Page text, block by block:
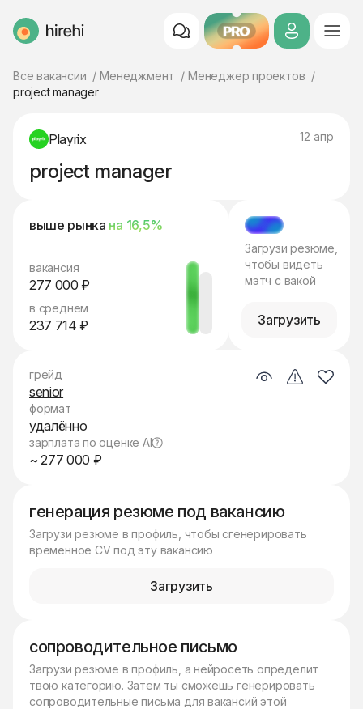
HireHi PRO
Все вакансии Менеджмент
Менеджер проектов
project manager
Playrix 12 апр
project manager
выше рынка на 16,5%
вакансия
277 000 ₽
в среднем
237 714 ₽
МЭТЧ
Загрузи резюме,
чтобы видеть
мэтч с вакой
Загрузить
генерация резюме под вакансию
Загрузи резюме в профиль, чтобы сгенерировать
временное CV под эту вакансию
Загрузить
сопроводительное письмо
Загрузи резюме в профиль, а нейросеть определит
твою категорию. Затем ты сможешь генерировать
сопроводительные письма для вакансий этой
грейд
senior
формат
удалённо
зарплата по оценке AI
~ 277 000 ₽